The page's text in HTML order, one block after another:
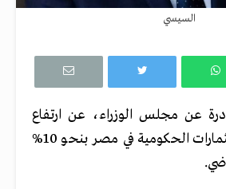
السيسي
عن مجلس الوزراء، عن ارتفاع
نسبة النمو بالاستثمارات الحكومية في مصر بنحو 10%